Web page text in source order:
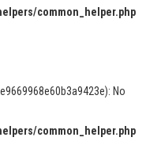
common_helper.php
No
common_helper.php